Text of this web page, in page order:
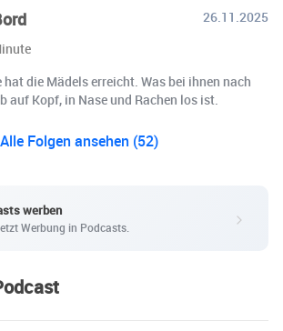
26.11.2025
die Mädels erreicht. Was bei ihnen nach
auf Kopf, in Nase und Rachen los ist.
Alle Folgen ansehen (52)
werben
Werbung in Podcasts.